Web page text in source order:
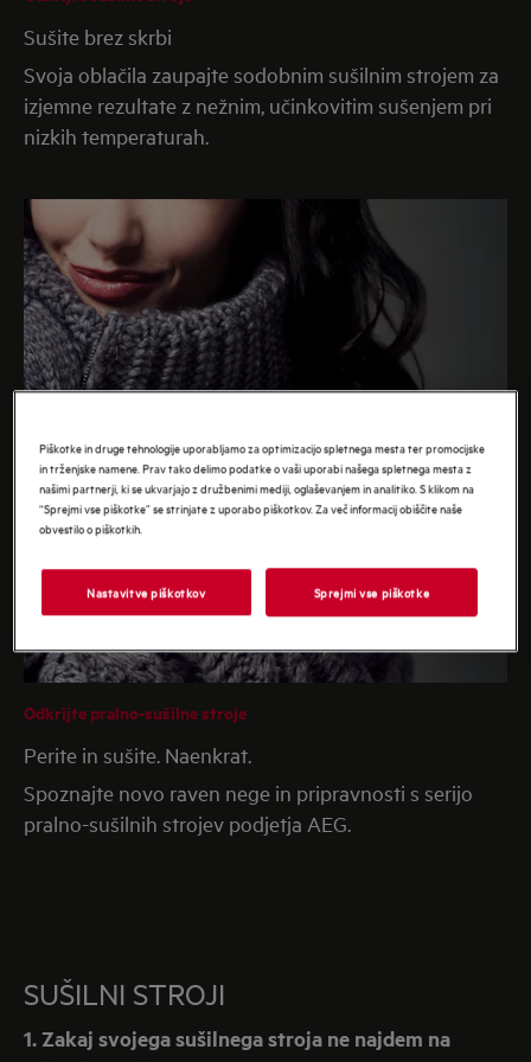
Sušite brez skrbi
Svoja oblačila zaupajte sodobnim sušilnim strojem za
izjemne rezultate z nežnim, učinkovitim sušenjem pri
nizkih temperaturah.
Odkrijte pralno-sušilne stroje
Perite in sušite. Naenkrat.
Spoznajte novo raven nege in pripravnosti s serijo
pralno-sušilnih strojev podjetja AEG.
SUŠILNI STROJI
1. Zakaj svojega sušilnega stroja ne najdem na
Piškotke in druge tehnologije uporabljamo za optimizacijo spletnega mesta ter promocijske
in trženjske namene. Prav tako delimo podatke o vaši uporabi našega spletnega mesta z
našimi partnerji, ki se ukvarjajo z družbenimi mediji, oglaševanjem in analitiko. S klikom na
“Sprejmi vse piškotke” se strinjate z uporabo piškotkov. Za več informacij obiščite naše
obvestilo o piškotkih.
Nastavitve piškotkov Sprejmi vse piškotke